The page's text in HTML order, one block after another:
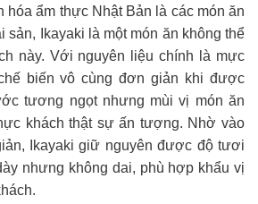
hóa ẩm thực Nhật Bản là các món ăn
Ikayaki là một món ăn không thể
này. Với nguyên liệu chính là mực
biến vô cùng đơn giản khi được
tương ngọt nhưng mùi vị món ăn
khách thật sự ấn tượng. Nhờ vào
Ikayaki giữ nguyên được độ tươi
nhưng không dai, phù hợp khẩu vị